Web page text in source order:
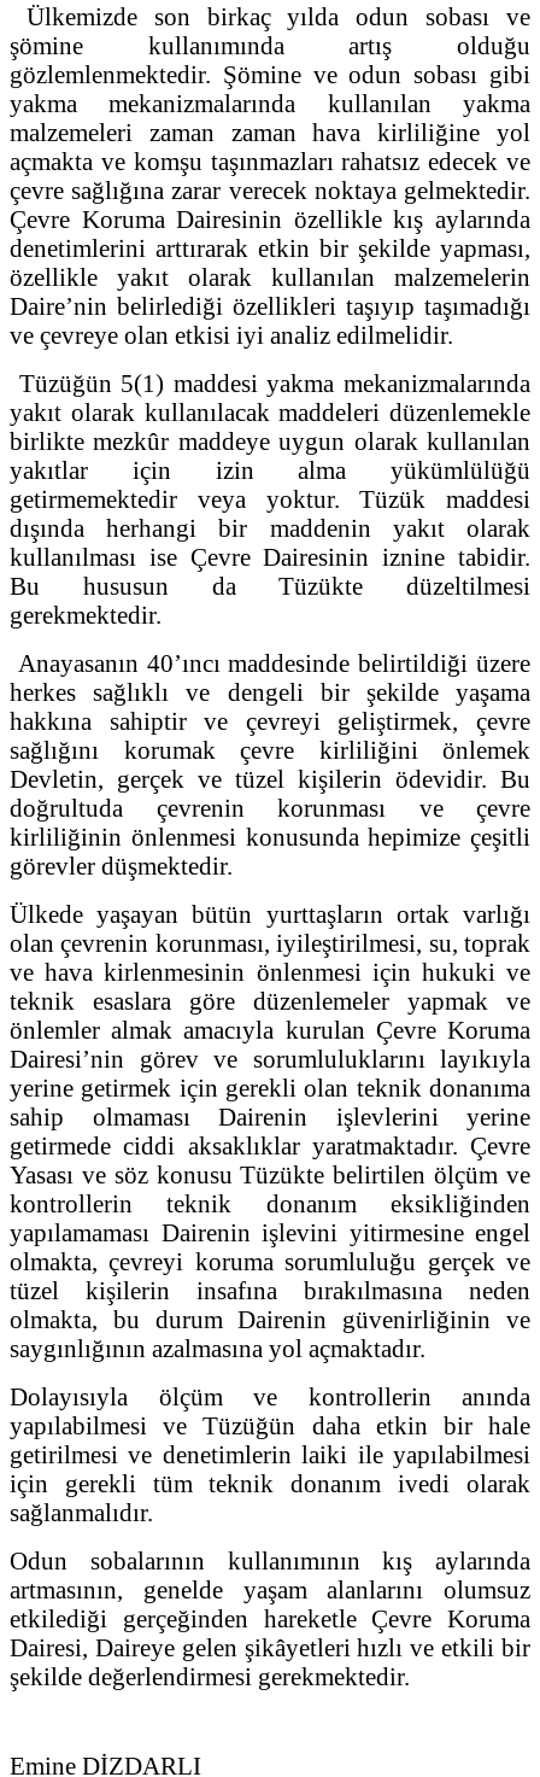
Ülkemizde son birkaç yılda odun sobası ve
şömine kullanımında artış olduğu
gözlemlenmektedir. Şömine ve odun sobası gibi
yakma mekanizmalarında kullanılan yakma
malzemeleri zaman zaman hava kirliliğine yol
açmakta ve komşu taşınmazları rahatsız edecek ve
çevre sağlığına zarar verecek noktaya gelmektedir.
Çevre Koruma Dairesinin özellikle kış aylarında
denetimlerini arttırarak etkin bir şekilde yapması,
özellikle yakıt olarak kullanılan malzemelerin
Daire’nin belirlediği özellikleri taşıyıp taşımadığı
ve çevreye olan etkisi iyi analiz edilmelidir.
Tüzüğün 5(1) maddesi yakma mekanizmalarında
yakıt olarak kullanılacak maddeleri düzenlemekle
birlikte mezkûr maddeye uygun olarak kullanılan
yakıtlar için izin alma yükümlülüğü
getirmemektedir veya yoktur. Tüzük maddesi
dışında herhangi bir maddenin yakıt olarak
kullanılması ise Çevre Dairesinin iznine tabidir.
Bu hususun da Tüzükte düzeltilmesi
gerekmektedir.
Anayasanın 40’ıncı maddesinde belirtildiği üzere
herkes sağlıklı ve dengeli bir şekilde yaşama
hakkına sahiptir ve çevreyi geliştirmek, çevre
sağlığını korumak çevre kirliliğini önlemek
Devletin, gerçek ve tüzel kişilerin ödevidir. Bu
doğrultuda çevrenin korunması ve çevre
kirliliğinin önlenmesi konusunda hepimize çeşitli
görevler düşmektedir.
Ülkede yaşayan bütün yurttaşların ortak varlığı
olan çevrenin korunması, iyileştirilmesi, su, toprak
ve hava kirlenmesinin önlenmesi için hukuki ve
teknik esaslara göre düzenlemeler yapmak ve
önlemler almak amacıyla kurulan Çevre Koruma
Dairesi’nin görev ve sorumluluklarını layıkıyla
yerine getirmek için gerekli olan teknik donanıma
sahip olmaması Dairenin işlevlerini yerine
getirmede ciddi aksaklıklar yaratmaktadır. Çevre
Yasası ve söz konusu Tüzükte belirtilen ölçüm ve
kontrollerin teknik donanım eksikliğinden
yapılamaması Dairenin işlevini yitirmesine engel
olmakta, çevreyi koruma sorumluluğu gerçek ve
tüzel kişilerin insafına bırakılmasına neden
olmakta, bu durum Dairenin güvenirliğinin ve
saygınlığının azalmasına yol açmaktadır.
Dolayısıyla ölçüm ve kontrollerin anında
yapılabilmesi ve Tüzüğün daha etkin bir hale
getirilmesi ve denetimlerin laiki ile yapılabilmesi
için gerekli tüm teknik donanım ivedi olarak
sağlanmalıdır.
Odun sobalarının kullanımının kış aylarında
artmasının, genelde yaşam alanlarını olumsuz
etkilediği gerçeğinden hareketle Çevre Koruma
Dairesi, Daireye gelen şikâyetleri hızlı ve etkili bir
şekilde değerlendirmesi gerekmektedir.
Emine DİZDARLI